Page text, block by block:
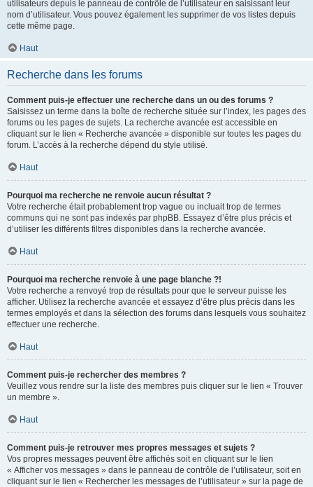
utilisateurs depuis le panneau de contrôle de l’utilisateur en saisissant leur
nom d’utilisateur. Vous pouvez également les supprimer de vos listes depuis
cette même page.
Haut
Recherche dans les forums
Comment puis-je effectuer une recherche dans un ou des forums ?
Saisissez un terme dans la boîte de recherche située sur l’index, les pages des
forums ou les pages de sujets. La recherche avancée est accessible en
cliquant sur le lien « Recherche avancée » disponible sur toutes les pages du
forum. L’accès à la recherche dépend du style utilisé.
Haut
Pourquoi ma recherche ne renvoie aucun résultat ?
Votre recherche était probablement trop vague ou incluait trop de termes
communs qui ne sont pas indexés par phpBB. Essayez d’être plus précis et
d’utiliser les différents filtres disponibles dans la recherche avancée.
Haut
Pourquoi ma recherche renvoie à une page blanche ?!
Votre recherche a renvoyé trop de résultats pour que le serveur puisse les
afficher. Utilisez la recherche avancée et essayez d’être plus précis dans les
termes employés et dans la sélection des forums dans lesquels vous souhaitez
effectuer une recherche.
Haut
Comment puis-je rechercher des membres ?
Veuillez vous rendre sur la liste des membres puis cliquer sur le lien « Trouver
un membre ».
Haut
Comment puis-je retrouver mes propres messages et sujets ?
Vos propres messages peuvent être affichés soit en cliquant sur le lien
« Afficher vos messages » dans le panneau de contrôle de l’utilisateur, soit en
cliquant sur le lien « Rechercher les messages de l’utilisateur » sur la page de